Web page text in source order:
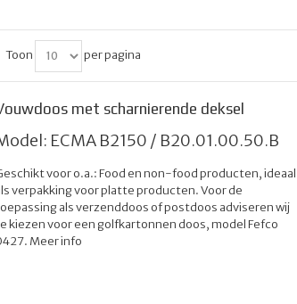
Toon per pagina
met scharnierende deksel
ECMA B2150 / B20.01.00.50.B
voor o.a.: Food en non-food producten, ideaal
verpakking voor platte producten. Voor de
als verzenddoos of postdoos adviseren wij
kiezen voor een golfkartonnen doos, model Fefco
Meer info